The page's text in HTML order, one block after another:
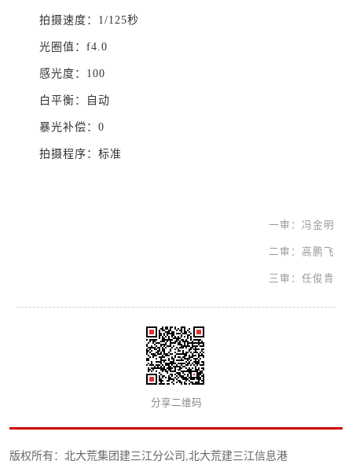
拍摄速度：1/125秒
光圈值：f4.0
感光度：100
白平衡：自动
暴光补偿：0
拍摄程序：标准
一审：冯金明
二审：高鹏飞
三审：任俊青
分享二维码
版权所有：北大荒集团建三江分公司,北大荒建三江信息港